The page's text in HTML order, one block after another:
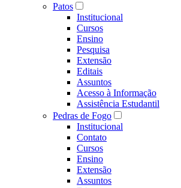
Patos
Institucional
Cursos
Ensino
Pesquisa
Extensão
Editais
Assuntos
Acesso à Informação
Assistência Estudantil
Pedras de Fogo
Institucional
Contato
Cursos
Ensino
Extensão
Assuntos